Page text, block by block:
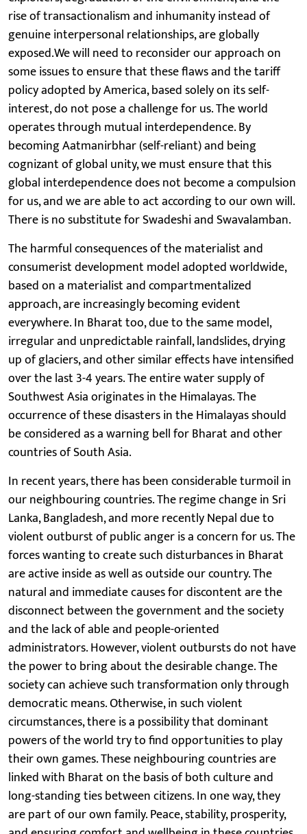
rise of transactionalism and inhumanity instead of
genuine interpersonal relationships, are globally
exposed.We will need to reconsider our approach on
some issues to ensure that these flaws and the tariff
policy adopted by America, based solely on its self-
interest, do not pose a challenge for us. The world
operates through mutual interdependence. By
becoming Aatmanirbhar (self-reliant) and being
cognizant of global unity, we must ensure that this
global interdependence does not become a compulsion
for us, and we are able to act according to our own will.
There is no substitute for Swadeshi and Swavalamban.
The harmful consequences of the materialist and
consumerist development model adopted worldwide,
based on a materialist and compartmentalized
approach, are increasingly becoming evident
everywhere. In Bharat too, due to the same model,
irregular and unpredictable rainfall, landslides, drying
up of glaciers, and other similar effects have intensified
over the last 3-4 years. The entire water supply of
Southwest Asia originates in the Himalayas. The
occurrence of these disasters in the Himalayas should
be considered as a warning bell for Bharat and other
countries of South Asia.
In recent years, there has been considerable turmoil in
our neighbouring countries. The regime change in Sri
Lanka, Bangladesh, and more recently Nepal due to
violent outburst of public anger is a concern for us. The
forces wanting to create such disturbances in Bharat
are active inside as well as outside our country. The
natural and immediate causes for discontent are the
disconnect between the government and the society
and the lack of able and people-oriented
administrators. However, violent outbursts do not have
the power to bring about the desirable change. The
society can achieve such transformation only through
democratic means. Otherwise, in such violent
circumstances, there is a possibility that dominant
powers of the world try to find opportunities to play
their own games. These neighbouring countries are
linked with Bharat on the basis of both culture and
long-standing ties between citizens. In one way, they
are part of our own family. Peace, stability, prosperity,